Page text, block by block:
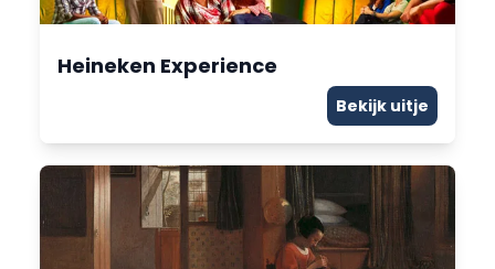
Heineken Experience
Bekijk uitje